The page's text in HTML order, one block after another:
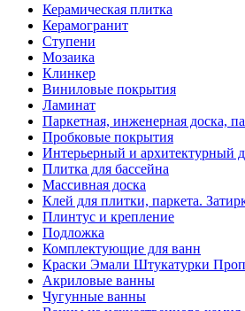
Керамическая плитка
Керамогранит
Ступени
Мозаика
Клинкер
Виниловые покрытия
Ламинат
Паркетная, инженерная доска,
Пробковые покрытия
Интерьерный и архитектурный
Плитка для бассейна
Массивная доска
Клей для плитки, паркета.
Плинтус и крепление
Подложка
Комплектующие для ванн
Краски Эмали Штукатурки
Акриловые ванны
Чугунные ванны